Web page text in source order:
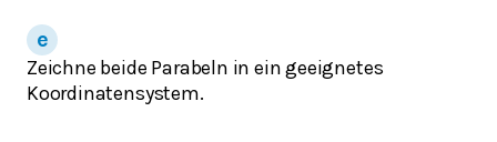
Zeichne beide Parabeln in ein geeignetes
Koordinatensystem.